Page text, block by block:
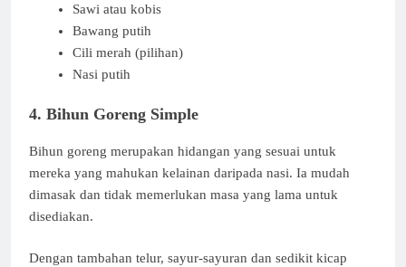
Sawi atau kobis
Bawang putih
Cili merah (pilihan)
Nasi putih
4. Bihun Goreng Simple
Bihun goreng merupakan hidangan yang sesuai untuk
mereka yang mahukan kelainan daripada nasi. Ia mudah
dimasak dan tidak memerlukan masa yang lama untuk
disediakan.
Dengan tambahan telur, sayur-sayuran dan sedikit kicap